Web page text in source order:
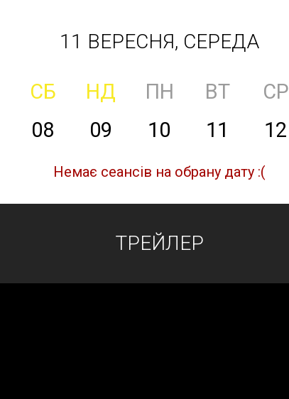
11 ВЕРЕСНЯ, СЕРЕДА
СБ НД ПН ВТ СР
08 09 10 11 12
Немає сеансів на обрану дату :(
ТРЕЙЛЕР